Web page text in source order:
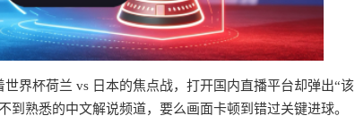
界杯荷兰 vs 日本的焦点战，打开国内直播平台却弹出“该
熟悉的中文解说频道，要么画面卡顿到错过关键进球。